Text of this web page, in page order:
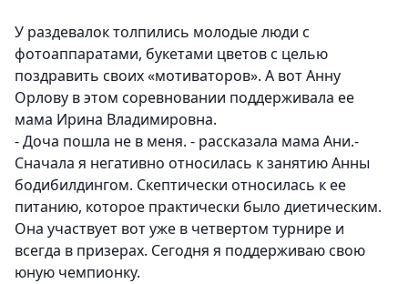
У раздевалок толпились молодые люди с
фотоаппаратами, букетами цветов с целью
поздравить своих «мотиваторов». А вот Анну
Орлову в этом соревновании поддерживала ее
мама Ирина Владимировна.
- Доча пошла не в меня. - рассказала мама Ани.-
Сначала я негативно относилась к занятию Анны
бодибилдингом. Скептически относилась к ее
питанию, которое практически было диетическим.
Она участвует вот уже в четвертом турнире и
всегда в призерах. Сегодня я поддерживаю свою
юную чемпионку.